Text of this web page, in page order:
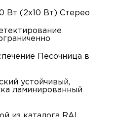
Вт (2х10 Вт) Стерео
Песочница в
устойчивый,
ламинированный